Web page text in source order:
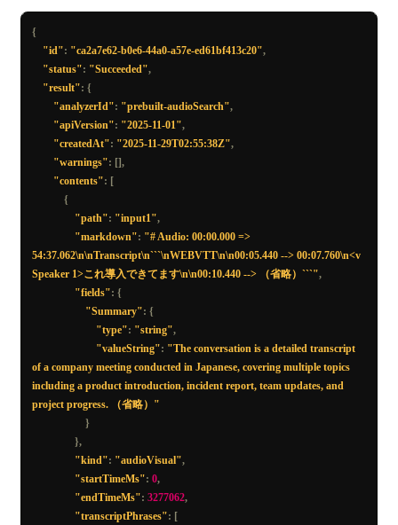
{
"id": "ca2a7e62-b0e6-44a0-a57e-ed61bf413c20",
"status": "Succeeded",
"result": {
"analyzerId": "prebuilt-audioSearch",
"apiVersion": "2025-11-01",
"createdAt": "2025-11-29T02:55:38Z",
"warnings": [],
"contents": [
{
"path": "input1",
"markdown": "# Audio: 00:00.000 =>
54:37.062\n\nTranscript\n```\nWEBVTT\n\n00:05.440 --> 00:07.760\n<v
Speaker 1>これ導入できてます\n\n00:10.440 --> （省略）```",
"fields": {
"Summary": {
"type": "string",
"valueString": "The conversation is a detailed transcript
of a company meeting conducted in Japanese, covering multiple topics
including a product introduction, incident report, team updates, and
project progress. （省略）"
}
},
"kind": "audioVisual",
"startTimeMs": 0,
"endTimeMs": 3277062,
"transcriptPhrases": [